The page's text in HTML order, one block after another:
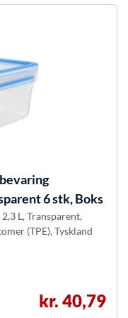
6 stk, Boks
L, Transparent,
(TPE), Tyskland
kr. 40,79